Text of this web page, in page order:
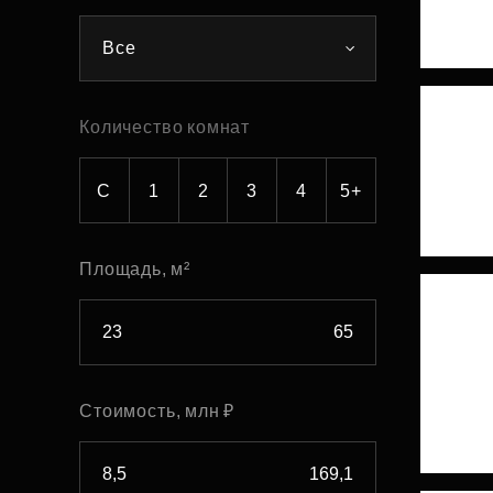
Все
Количество комнат
С 1 2 3 4 5+
Площадь, м²
Стоимость, млн ₽